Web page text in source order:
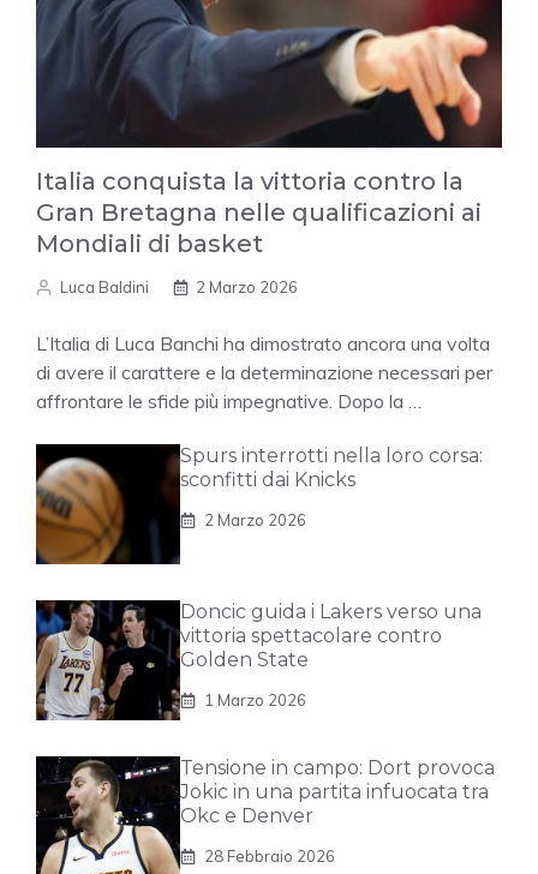
Italia conquista la vittoria contro la
Gran Bretagna nelle qualificazioni ai
Mondiali di basket
Luca Baldini 2 Marzo 2026
L’Italia di Luca Banchi ha dimostrato ancora una volta
di avere il carattere e la determinazione necessari per
affrontare le sfide più impegnative. Dopo la …
Spurs interrotti nella loro corsa:
sconfitti dai Knicks
2 Marzo 2026
Doncic guida i Lakers verso una
vittoria spettacolare contro
Golden State
1 Marzo 2026
Tensione in campo: Dort provoca
Jokic in una partita infuocata tra
Okc e Denver
28 Febbraio 2026